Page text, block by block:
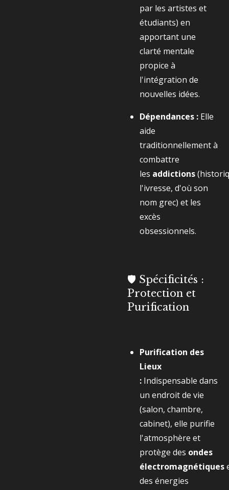
par les artistes et
étudiants) en
apportant une
clarté mentale
propice à
l'intégration de
nouvelles idées.
Dépendances : Elle
aide
traditionnellement à
combattre
les addictions
l'ivresse, d'où son
nom grec) et les
excès
obsessionnels.
🛡️ Spécificités :
Protection et
Purification
Purification des
Lieux
: Indispensable dans
un endroit de vie
(salon, chambre,
cabinet), elle purifie
l'atmosphère et
protège des ondes
électromagnétiques
des énergies